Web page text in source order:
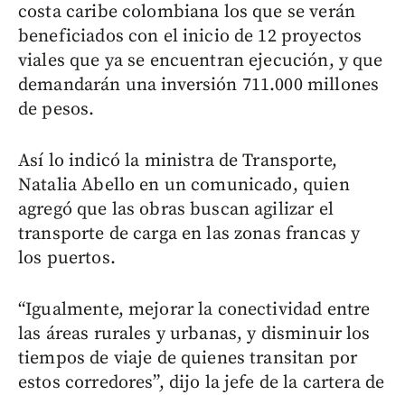
costa caribe colombiana los que se verán
beneficiados con el inicio de 12 proyectos
viales que ya se encuentran ejecución, y que
demandarán una inversión 711.000 millones
de pesos.
Así lo indicó la ministra de Transporte,
Natalia Abello en un comunicado, quien
agregó que las obras buscan agilizar el
transporte de carga en las zonas francas y
los puertos.
“Igualmente, mejorar la conectividad entre
las áreas rurales y urbanas, y disminuir los
tiempos de viaje de quienes transitan por
estos corredores”, dijo la jefe de la cartera de